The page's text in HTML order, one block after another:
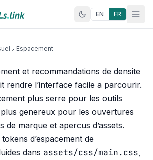
EN FR
Espacement
et recommandations de densite
rendre l’interface facile a parcourir.
plus serre pour les outils
genereux pour les ouvertures
de marque et apercus d’assets.
d’espacement de
dans assets/css/main.css,